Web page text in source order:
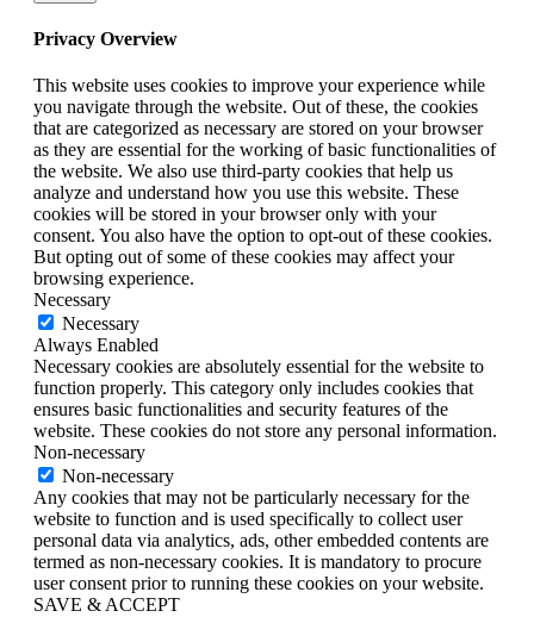
Privacy Overview
This website uses cookies to improve your experience while
you navigate through the website. Out of these, the cookies
that are categorized as necessary are stored on your browser
as they are essential for the working of basic functionalities of
the website. We also use third-party cookies that help us
analyze and understand how you use this website. These
cookies will be stored in your browser only with your
consent. You also have the option to opt-out of these cookies.
But opting out of some of these cookies may affect your
browsing experience.
Necessary
Necessary
Always Enabled
Necessary cookies are absolutely essential for the website to
function properly. This category only includes cookies that
ensures basic functionalities and security features of the
website. These cookies do not store any personal information.
Non-necessary
Non-necessary
Any cookies that may not be particularly necessary for the
website to function and is used specifically to collect user
personal data via analytics, ads, other embedded contents are
termed as non-necessary cookies. It is mandatory to procure
user consent prior to running these cookies on your website.
SAVE & ACCEPT